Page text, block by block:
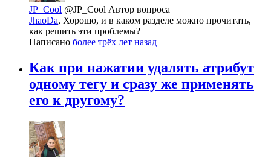
JP_Cool @JP_Cool Автор вопроса
JhaoDa, Хорошо, и в каком разделе можно прочитать,
как решить эти проблемы?
Написано более трёх лет назад
Как при нажатии удалять атрибут
одному тегу и сразу же применять
его к другому?